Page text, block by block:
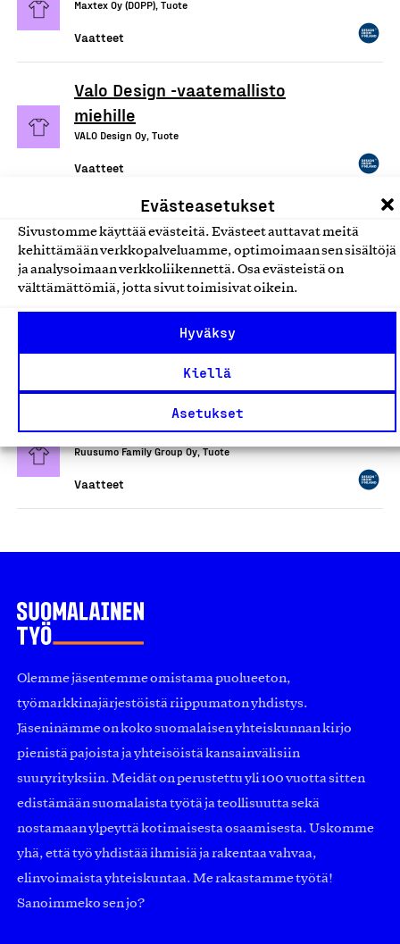
Evästeasetukset
Sivustomme käyttää evästeitä. Evästeet auttavat meitä
kehittämään verkkopalveluamme, optimoimaan sen sisältöjä
ja analysoimaan verkkoliikennettä. Osa evästeistä on
välttämättömiä, jotta sivut toimisivat oikein.
Hyväksy
Kiellä
Asetukset
Maxtex Oy (DOPP), Tuote
Vaatteet
Valo Design -vaatemallisto
miehille
VALO Design Oy, Tuote
Vaatteet
Nakoa Oy, Tuote
Vaatteet
Reima-lastenvaatteet
HYLJE-haalarit
Ruusumo Family Group Oy, Tuote
Vaatteet
Olemme jäsentemme omistama puolueeton,
työmarkkinajärjestöistä riippumaton yhdistys.
Jäseninämme on koko suomalaisen yhteiskunnan kirjo
pienistä pajoista ja yhteisöistä kansainvälisiin
suuryrityksiin. Meidät on perustettu yli 100 vuotta sitten
edistämään suomalaista työtä ja teollisuutta sekä
nostamaan ylpeyttä kotimaisesta osaamisesta. Uskomme
yhä, että työ yhdistää ihmisiä ja rakentaa vahvaa,
elinvoimaista yhteiskuntaa. Me rakastamme työtä!
Sanoimmeko sen jo?